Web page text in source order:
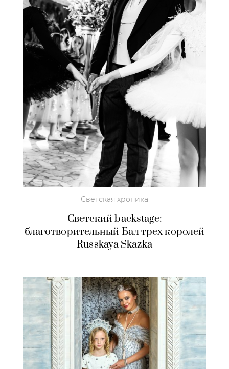
Светская хроника
Светский backstage:
благотворительный Бал трех королей
Russkaya Skazka